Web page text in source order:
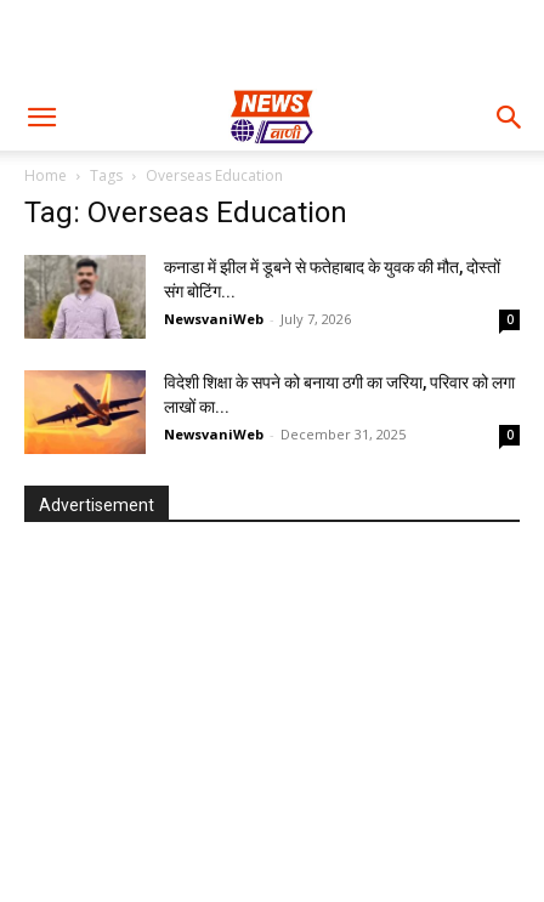
Home Tags Overseas Education
Tag: Overseas Education
कनाडा में झील में डूबने से फतेहाबाद के युवक की मौत, दोस्तों
संग बोटिंग...
NewsvaniWeb - July 7, 2026 0
विदेशी शिक्षा के सपने को बनाया ठगी का जरिया, परिवार को लगा
लाखों का...
NewsvaniWeb - December 31, 2025 0
Advertisement